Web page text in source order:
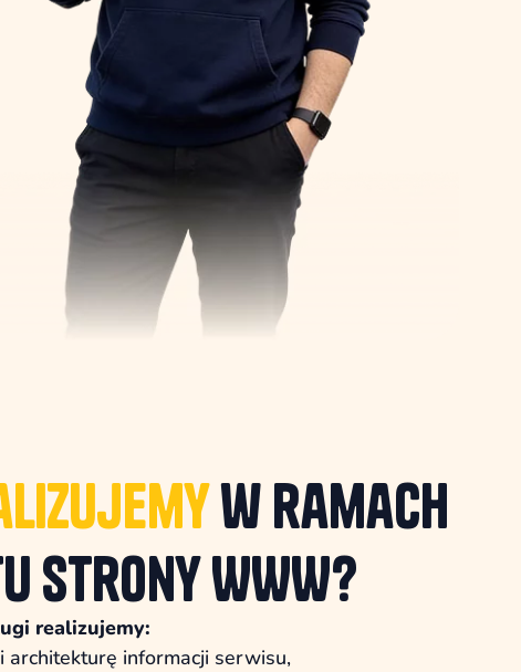
w ramach
strony WWW?
realizujemy:
architekturę informacji serwisu,